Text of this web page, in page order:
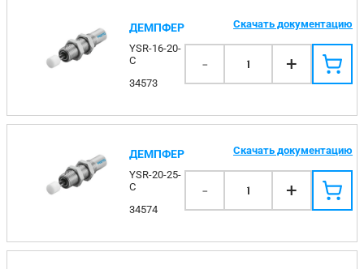
ДЕМПФЕР
YSR-16-20-
C
34573
Скачать документацию
- 1 +
ДЕМПФЕР
YSR-20-25-
C
34574
Скачать документацию
- 1 +